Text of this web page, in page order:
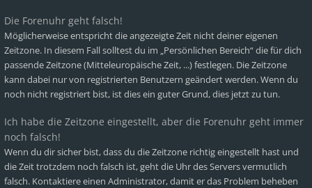
Die Forenuhr geht falsch!
Möglicherweise entspricht die angezeigte Zeit nicht deiner eigenen
Zeitzone. In diesem Fall solltest du im „Persönlichen Bereich“ die für dich
passende Zeitzone (Mitteleuropäische Zeit, ...) festlegen. Die Zeitzone
kann dabei nur von registrierten Benutzern geändert werden. Wenn du
noch nicht registriert bist, ist dies ein guter Grund, dies jetzt zu tun.
Ich habe die Zeitzone eingestellt, aber die Forenuhr geht immer
noch falsch!
Wenn du dir sicher bist, dass du die Zeitzone richtig eingestellt hast und
die Zeit trotzdem noch falsch ist, geht die Uhr des Servers vermutlich
falsch. Kontaktiere einen Administrator, damit er das Problem beheben